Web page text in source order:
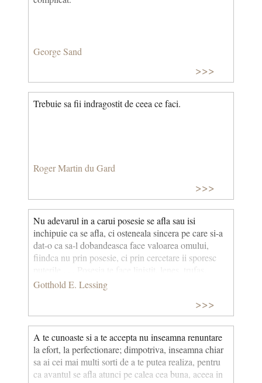
George Sand
>>>
Trebuie sa fii indragostit de ceea ce faci.
Roger Martin du Gard
>>>
Nu adevarul in a carui posesie se afla sau isi
inchipuie ca se afla, ci osteneala sincera pe care si-a
dat-o ca sa-l dobandeasca face valoarea omului,
fiindca nu prin posesie, ci prin cercetare ii sporesc
puterile . . . Posesia te face linistit, lenes, trufas.
Gotthold E. Lessing
>>>
A te cunoaste si a te accepta nu inseamna renuntare
la efort, la perfectionare; dimpotriva, inseamna chiar
sa ai cei mai multi sorti de a te putea realiza, pentru
ca avantul se afla atunci pe calea cea buna, aceea in